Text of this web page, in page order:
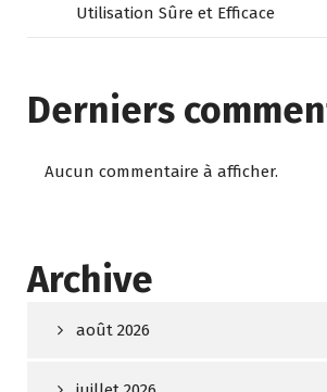
Utilisation Sûre et Efficace
Derniers
Aucun commentaire à afficher.
Archive
août 2026